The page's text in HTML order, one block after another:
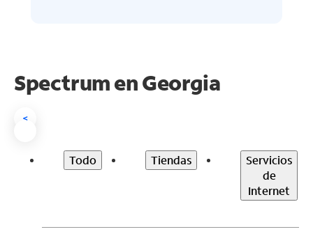
Spectrum enGeorgia
<
Todo Tiendas
Servicios
de
Internet